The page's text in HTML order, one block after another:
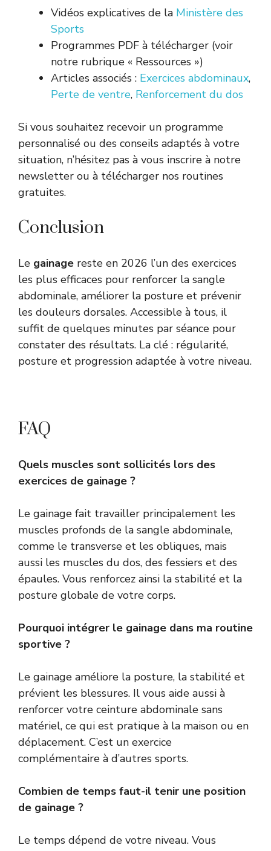
Vidéos explicatives de la Ministère des
Sports
Programmes PDF à télécharger (voir
notre rubrique « Ressources »)
Articles associés : Exercices abdominaux,
Perte de ventre, Renforcement du dos
Si vous souhaitez recevoir un programme
personnalisé ou des conseils adaptés à votre
situation, n’hésitez pas à vous inscrire à notre
newsletter ou à télécharger nos routines
gratuites.
Conclusion
Le gainage reste en 2026 l’un des exercices
les plus efficaces pour renforcer la sangle
abdominale, améliorer la posture et prévenir
les douleurs dorsales. Accessible à tous, il
suffit de quelques minutes par séance pour
constater des résultats. La clé : régularité,
posture et progression adaptée à votre niveau.
FAQ
Quels muscles sont sollicités lors des
exercices de gainage ?
Le gainage fait travailler principalement les
muscles profonds de la sangle abdominale,
comme le transverse et les obliques, mais
aussi les muscles du dos, des fessiers et des
épaules. Vous renforcez ainsi la stabilité et la
posture globale de votre corps.
Pourquoi intégrer le gainage dans ma routine
sportive ?
Le gainage améliore la posture, la stabilité et
prévient les blessures. Il vous aide aussi à
renforcer votre ceinture abdominale sans
matériel, ce qui est pratique à la maison ou en
déplacement. C’est un exercice
complémentaire à d’autres sports.
Combien de temps faut-il tenir une position
de gainage ?
Le temps dépend de votre niveau. Vous